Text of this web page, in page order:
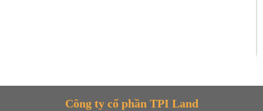
Công ty cổ phần TPI Land